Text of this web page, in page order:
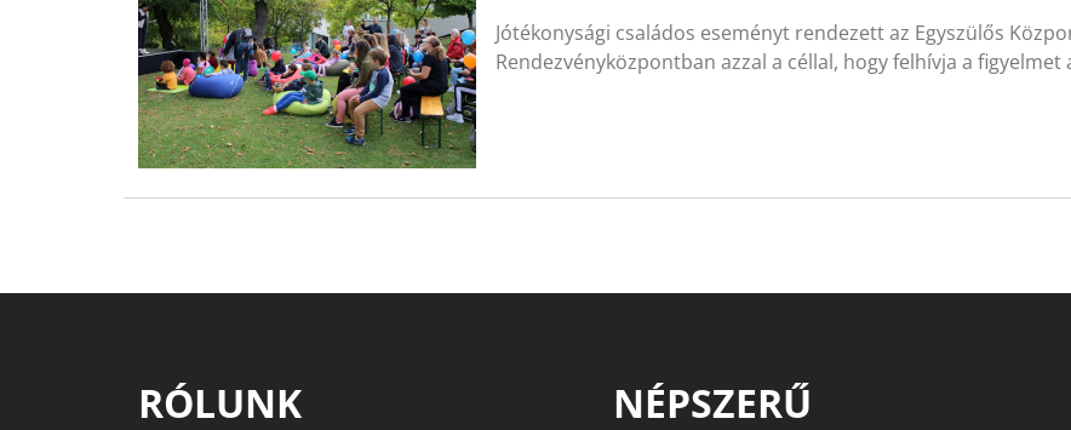
Jótékonysági családos eseményt rendezett az Egyszülős
Rendezvényközpontban azzal a céllal, hogy felhívja a
RÓLUNK NÉPSZERŰ